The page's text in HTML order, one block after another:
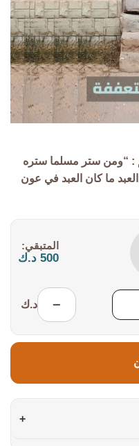
: “ومن ستر مسلما ستره
العبد ما كان العبد في عون
المتبقي:
500 د.ك
− د.ك
+